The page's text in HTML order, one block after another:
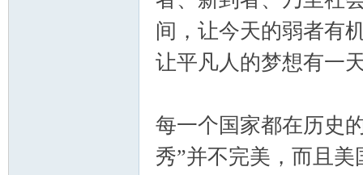
间，让今天的弱者有
让平凡人的梦想有一
每一个国家都在历史
秀”并不完美，而且